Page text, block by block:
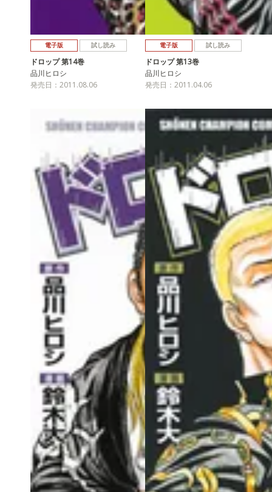
電子版 試し読み
ドロップ 第14巻
品川ヒロシ
発売日：2011.08.06
電子版 試し読み
ドロップ 第13巻
品川ヒロシ
発売日：2011.04.06